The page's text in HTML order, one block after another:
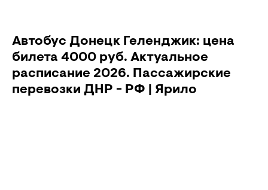
Автобус Донецк Геленджик: цена
билета 4000 руб. Актуальное
расписание 2026. Пассажирские
перевозки ДНР - РФ | Ярило